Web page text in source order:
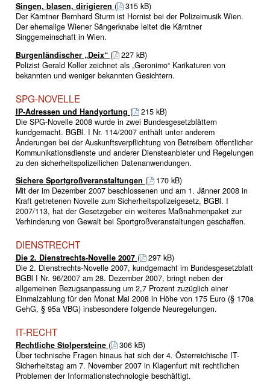
Singen, blasen, dirigieren (
315 kB)
Der Kärntner Bernhard Sturm ist Hornist bei der Polizeimusik Wien.
Der ehemalige Wiener Sängerknabe leitet die Kärntner
Singgemeinschaft in Wien.
Burgenländischer „Deix“ (
227 kB)
Polizist Gerald Koller zeichnet als „Geronimo“ Karikaturen von
bekannten und weniger bekannten Gesichtern.
SPG-NOVELLE
IP-Adressen und Handyortung (
215 kB)
Die SPG-Novelle 2008 wurde in zwei Bundesgesetzblättern
kundgemacht. BGBl. I Nr. 114/2007 enthält unter anderem
Änderungen bei der Auskunftsverpflichtung von Betreibern öffentlicher
Kommunikationsdienste und anderer Diensteanbieter und Regelungen
zu den sicherheitspolizeilichen Datenanwendungen.
Sichere Sportgroßveranstaltungen (
170 kB)
Mit der im Dezember 2007 beschlossenen und am 1. Jänner 2008 in
Kraft getretenen Novelle zum Sicherheitspolizeigesetz, BGBl. I
2007/113, hat der Gesetzgeber ein weiteres Maßnahmenpaket zur
Verhinderung von Gewalt bei Sportgroßveranstaltungen geschaffen.
DIENSTRECHT
Die 2. Dienstrechts-Novelle 2007 (
297 kB)
Die 2. Dienstrechts-Novelle 2007, kundgemacht im Bundesgesetzblatt
BGBl I Nr. 96/2007 am 28. Dezember 2007, bringt neben der
allgemeinen Bezugsanpassung um 2,7 Prozent zuzüglich einer
Einmalzahlung für den Monat Mai 2008 in Höhe von 175 Euro (§ 170a
GehG, § 95a VBG) insbesondere folgende Neuregelungen.
IT-RECHT
Rechtliche Stolpersteine (
306 kB)
Über technische Fragen hinaus hat sich der 4. Österreichische IT-
Sicherheitstag am 7. November 2007 in Klagenfurt mit rechtlichen
Problemen der Informationstechnologie beschäftigt.